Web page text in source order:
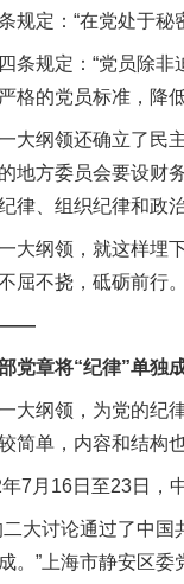
定：“在党处于秘密
规定：“党员除非迫
格的党员标准，降
纲领还确立了民主
地方委员会要设财
律、组织纪律和政
纲领，就这样埋下
屈不挠，砥砺前行。
章将“纪律”单独
纲领，为党的纪律
简单，内容和结构
月16日至23日，中
讨论通过了中国共
。”上海市静安区